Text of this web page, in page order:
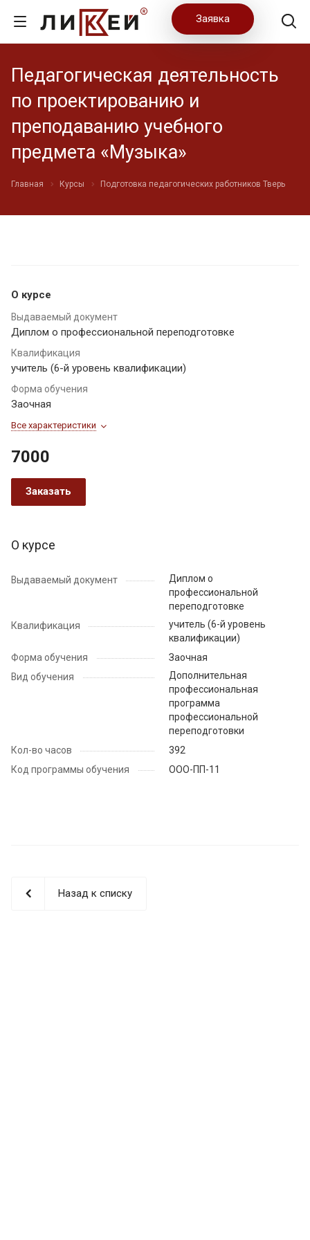
Заявка
Педагогическая деятельность
по проектированию и
преподаванию учебного
предмета «Музыка»
Главная Курсы Подготовка педагогических работников Тверь
О курсе
Выдаваемый документ
Диплом о профессиональной переподготовке
Квалификация
учитель (6-й уровень квалификации)
Форма обучения
Заочная
Все характеристики
7000
Заказать
О курсе
Выдаваемый документ
Диплом о
профессиональной
переподготовке
Квалификация
учитель (6-й уровень
квалификации)
Форма обучения
Заочная
Вид обучения
Дополнительная
профессиональная
программа
профессиональной
переподготовки
Кол-во часов
392
Код программы обучения
ООО-ПП-11
Назад к списку